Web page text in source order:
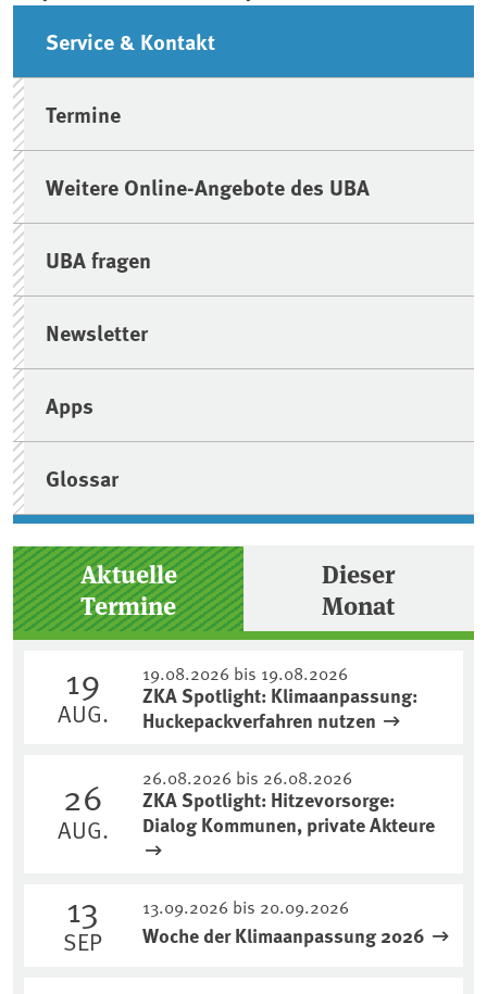
Seitenleiste
Service & Kontakt
Termine
Weitere Online-Angebote des UBA
UBA fragen
Newsletter
Apps
Glossar
Aktuelle
Termine
Dieser
Monat
19
AUG.
19.08.2026 bis 19.08.2026
ZKA Spotlight: Klimaanpassung:
Huckepackverfahren nutzen
26
AUG.
26.08.2026 bis 26.08.2026
ZKA Spotlight: Hitzevorsorge:
Dialog Kommunen, private Akteure
13
SEP
13.09.2026 bis 20.09.2026
Woche der Klimaanpassung 2026